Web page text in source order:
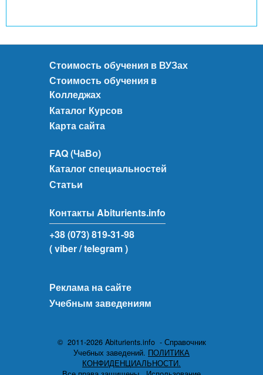
Стоимость обучения в ВУЗах
Стоимость обучения в
Колледжах
Каталог Курсов
Карта сайта
FAQ (ЧаВо)
Каталог специальностей
Статьи
Контакты Abiturients.info
+38 (073) 819-31-98
( viber/ telegram )
Реклама на сайте
Учебным заведениям
© 2011-2026 Abiturients.info - Справочник
Учебных заведений. ПОЛИТИКА
КОНФИДЕНЦИАЛЬНОСТИ.